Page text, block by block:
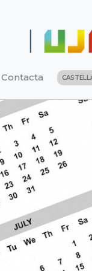
Contacta